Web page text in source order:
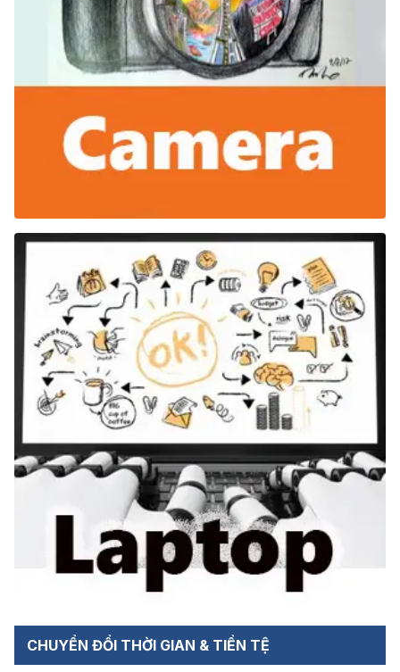
CHUYỂN ĐỔI THỜI GIAN & TIỀN TỆ